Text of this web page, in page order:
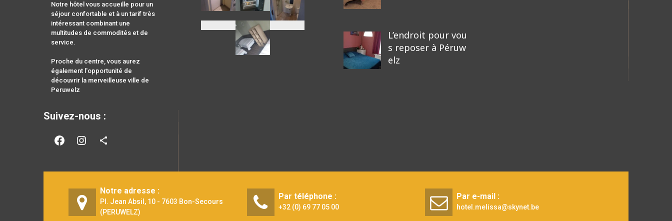
Notre hôtel vous accueille pour un
séjour confortable et à un tarif très
intéressant combinant une
multitudes de commodités et de
service.
Proche du centre, vous aurez
également l'opportunité de
découvrir la merveilleuse ville de
Peruwelz
Suivez-nous :
Facebook Instagram Share Icon
L’endroit pour vou
s reposer à Péruw
elz
Notre adresse :
Pl. Jean Absil, 10 - 7603 Bon-Secours
(PERUWELZ)
Par téléphone :
+32 (0) 69 77 05 00
Par e-mail :
hotel.melissa@skynet.be